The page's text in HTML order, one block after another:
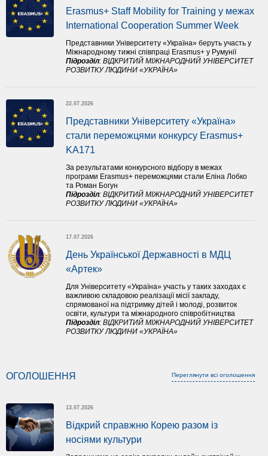
Erasmus+ Staff Mobility for Training у межах
International Cooperation Summer Week
Представники Університету «Україна» беруть участь у
Міжнародному тижні співпраці Erasmus+ у Румунії
Підрозділ: ВІДКРИТИЙ МІЖНАРОДНИЙ УНІВЕРСИТЕТ
РОЗВИТКУ ЛЮДИНИ «УКРАЇНА»
22.07.2026
Представники Університету «Україна»
стали переможцями конкурсу Erasmus+
KA171
За результатами конкурсного відбору в межах
програми Erasmus+ переможцями стали Еліна Лобко
та Роман Богун
Підрозділ: ВІДКРИТИЙ МІЖНАРОДНИЙ УНІВЕРСИТЕТ
РОЗВИТКУ ЛЮДИНИ «УКРАЇНА»
17.07.2026
День Української Державності в МДЦ
«Артек»
Для Університету «Україна» участь у таких заходах є
важливою складовою реалізації місії закладу,
спрямованої на підтримку дітей і молоді, розвиток
освіти, культури та міжнародного співробітництва
Підрозділ: ВІДКРИТИЙ МІЖНАРОДНИЙ УНІВЕРСИТЕТ
РОЗВИТКУ ЛЮДИНИ «УКРАЇНА»
ОГОЛОШЕННЯ Переглянути всі оголошення
13.07.2026
Відкрий справжню Корею разом із
носіями культури